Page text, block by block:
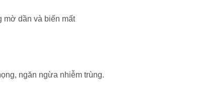
mờ dần và biến mất
ngăn ngừa nhiễm trùng.